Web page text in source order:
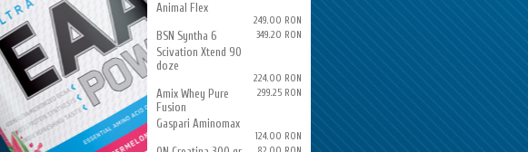
Animal Flex
249.00 RON
BSN Syntha 6 349.20 RON
Scivation Xtend 90
doze
224.00 RON
Amix Whey Pure
Fusion
299.25 RON
Gaspari Aminomax
124.00 RON